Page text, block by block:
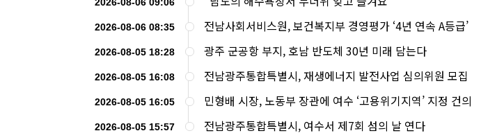
2026-08-06 08:35 전남사회서비스원, 보건복지부 경영평가 ‘4년 연속 A등급’
2026-08-05 18:28 광주 군공항 부지, 호남 반도체 30년 미래 담는다
2026-08-05 16:08 전남광주통합특별시, 재생에너지 발전사업 심의위원 모집
2026-08-05 16:05 민형배 시장, 노동부 장관에 여수 ‘고용위기지역’ 지정 건의
2026-08-05 15:57 전남광주통합특별시, 여수서 제7회 섬의 날 연다